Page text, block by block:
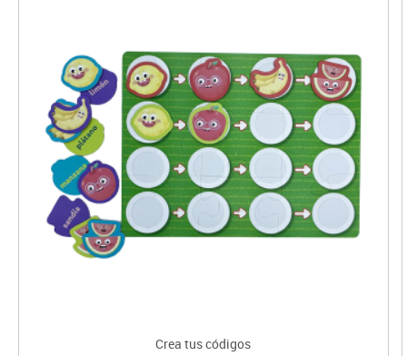
Crea tus códigos